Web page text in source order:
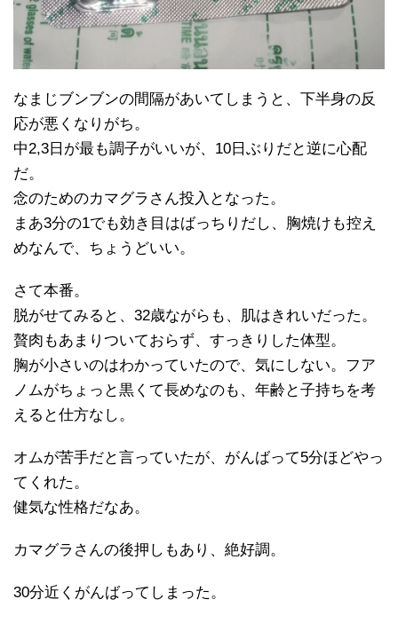
なまじブンブンの間隔があいてしまうと、下半身の反
応が悪くなりがち。
中2,3日が最も調子がいいが、10日ぶりだと逆に心配
だ。
念のためのカマグラさん投入となった。
まあ3分の1でも効き目はばっちりだし、胸焼けも控え
めなんで、ちょうどいい。
さて本番。
脱がせてみると、32歳ながらも、肌はきれいだった。
贅肉もあまりついておらず、すっきりした体型。
胸が小さいのはわかっていたので、気にしない。フア
ノムがちょっと黒くて長めなのも、年齢と子持ちを考
えると仕方なし。
オムが苦手だと言っていたが、がんばって5分ほどやっ
てくれた。
健気な性格だなあ。
カマグラさんの後押しもあり、絶好調。
30分近くがんばってしまった。